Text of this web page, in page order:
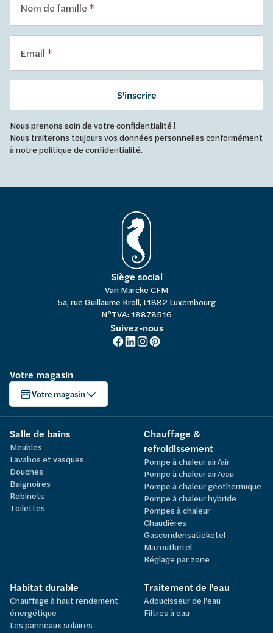
Nom de famille
Email
S'inscrire
Nous prenons soin de votre confidentialité !
Nous traiterons toujours vos données personnelles conformément
ànotre politique de confidentialité.
Siège social
Van Marcke CFM
5a, rue Guillaume Kroll, L1882 Luxembourg
N°TVA: 18878516
Suivez-nous
Votre magasin
Votre magasin
Salle de bains
Meubles
Lavabos et vasques
Douches
Baignoires
Robinets
Toilettes
Chauffage &
refroidissement
Pompe à chaleur air/air
Pompe à chaleur air/eau
Pompe à chaleur géothermique
Pompe à chaleur hybride
Pompes à chaleur
Chaudières
Gascondensatieketel
Mazoutketel
Réglage par zone
Habitat durable
Chauffage à haut rendement
énergétique
Les panneaux solaires
Traitement de l'eau
Adoucisseur de l'eau
Filtres à eau